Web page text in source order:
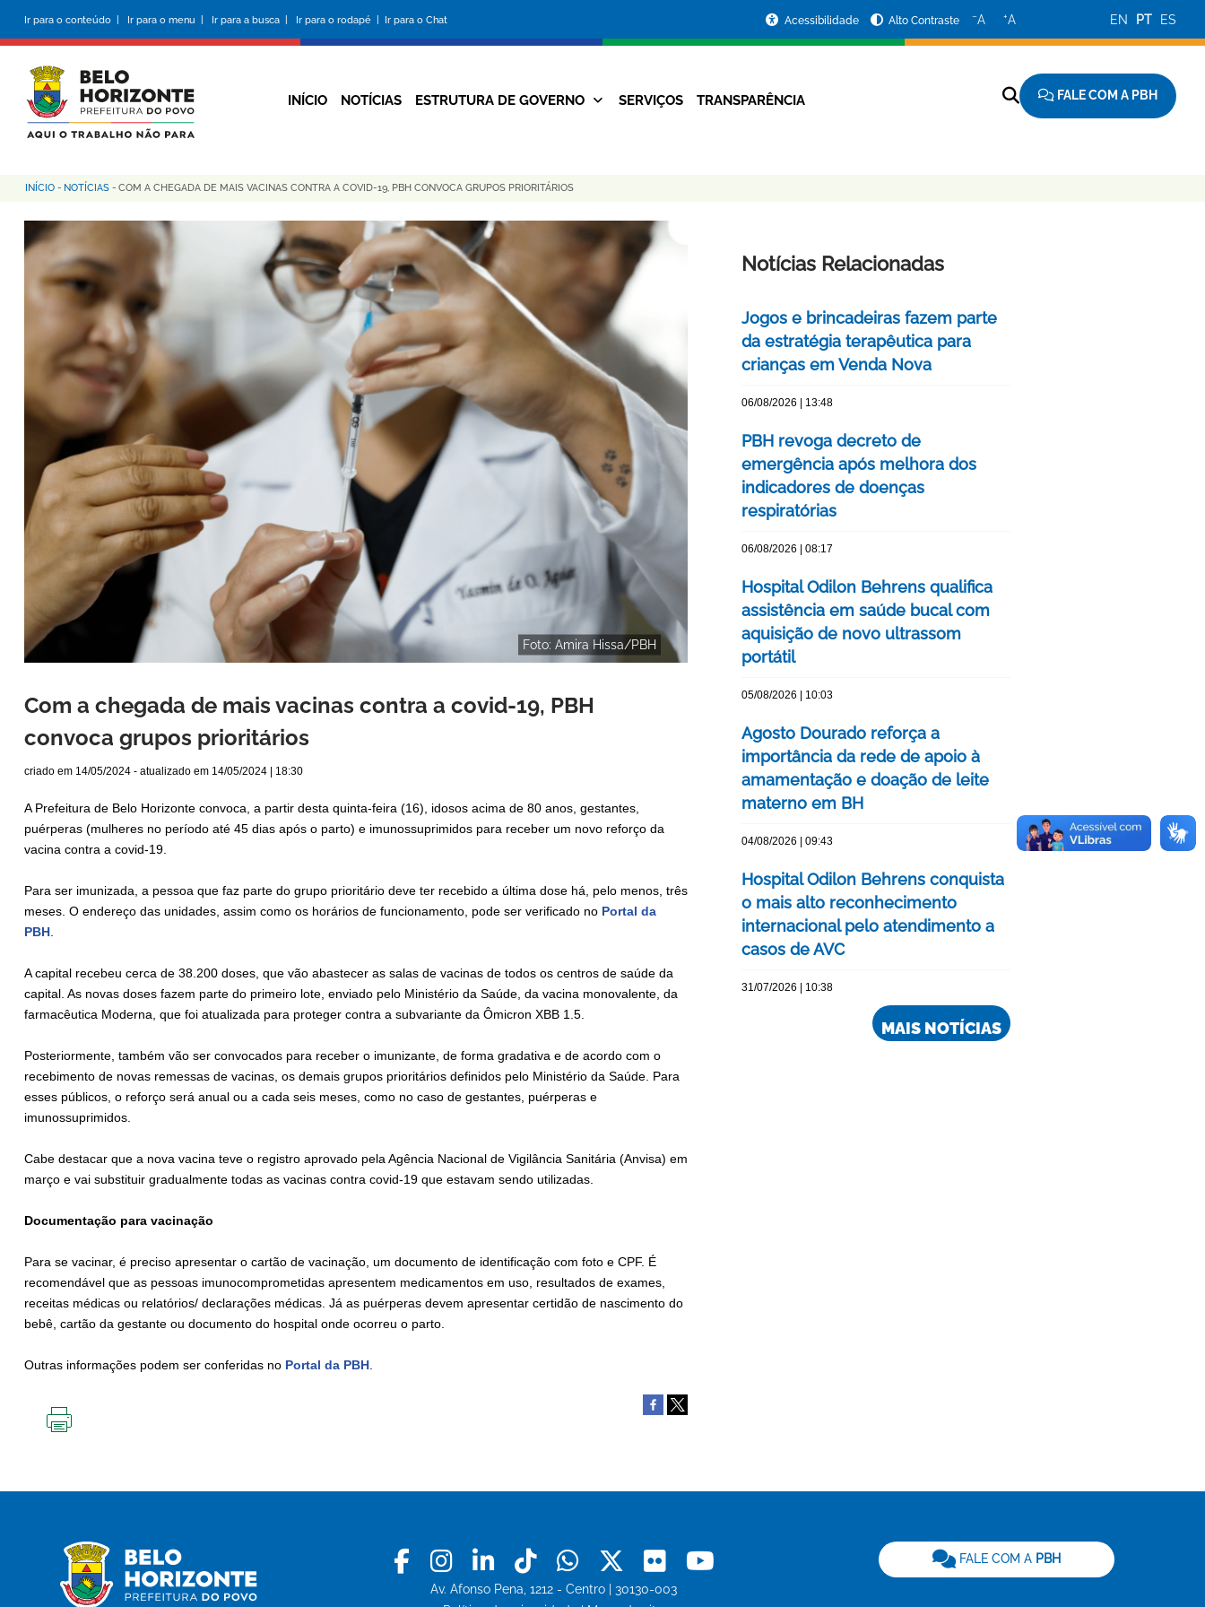
conteúdo
principal
Ir para o conteúdo | Ir para o menu | Ir para a busca | Ir para o rodapé | Ir para o Chat
da
Prefeitura
Acessibilidade Alto Contraste −A +A EN PT ES
Navegação
INÍCIO NOTÍCIAS ESTRUTURA DE GOVERNO SERVIÇOS TRANSPARÊNCIA FALE COM A PBH
Trilha
de
navegação
INÍCIO - NOTÍCIAS - COM A CHEGADA DE MAIS VACINAS CONTRA A COVID-19, PBH CONVOCA GRUPOS PRIORITÁRIOS
Foto: Amira Hissa/PBH
Com a chegada de mais vacinas contra a covid-19, PBH
convoca grupos prioritários
criado em 14/05/2024 - atualizado em 14/05/2024 | 18:30
A Prefeitura de Belo Horizonte convoca, a partir desta quinta-feira (16), idosos acima de 80 anos, gestantes,
puérperas (mulheres no período até 45 dias após o parto) e imunossuprimidos para receber um novo reforço da
vacina contra a covid-19.
Para ser imunizada, a pessoa que faz parte do grupo prioritário deve ter recebido a última dose há, pelo menos, três
meses. O endereço das unidades, assim como os horários de funcionamento, pode ser verificado no Portal da
PBH.
A capital recebeu cerca de 38.200 doses, que vão abastecer as salas de vacinas de todos os centros de saúde da
capital. As novas doses fazem parte do primeiro lote, enviado pelo Ministério da Saúde, da vacina monovalente, da
farmacêutica Moderna, que foi atualizada para proteger contra a subvariante da Ômicron XBB 1.5.
Posteriormente, também vão ser convocados para receber o imunizante, de forma gradativa e de acordo com o
recebimento de novas remessas de vacinas, os demais grupos prioritários definidos pelo Ministério da Saúde. Para
esses públicos, o reforço será anual ou a cada seis meses, como no caso de gestantes, puérperas e
imunossuprimidos.
Cabe destacar que a nova vacina teve o registro aprovado pela Agência Nacional de Vigilância Sanitária (Anvisa) em
março e vai substituir gradualmente todas as vacinas contra covid-19 que estavam sendo utilizadas.
Documentação para vacinação
Para se vacinar, é preciso apresentar o cartão de vacinação, um documento de identificação com foto e CPF. É
recomendável que as pessoas imunocomprometidas apresentem medicamentos em uso, resultados de exames,
receitas médicas ou relatórios/ declarações médicas. Já as puérperas devem apresentar certidão de nascimento do
bebê, cartão da gestante ou documento do hospital onde ocorreu o parto.
Outras informações podem ser conferidas no Portal da PBH.
Notícias Relacionadas
Jogos e brincadeiras fazem parte
da estratégia terapêutica para
crianças em Venda Nova
06/08/2026 | 13:48
PBH revoga decreto de
emergência após melhora dos
indicadores de doenças
respiratórias
06/08/2026 | 08:17
Hospital Odilon Behrens qualifica
assistência em saúde bucal com
aquisição de novo ultrassom
portátil
05/08/2026 | 10:03
Agosto Dourado reforça a
importância da rede de apoio à
amamentação e doação de leite
materno em BH
04/08/2026 | 09:43
Hospital Odilon Behrens conquista
o mais alto reconhecimento
internacional pelo atendimento a
casos de AVC
31/07/2026 | 10:38
MAIS NOTÍCIAS
Facebook
Instagram
LinkedinTiktokWhatsapp
X Flickr
Av. Afonso Pena, 1212 - Centro | 30130-003
FALE COM A PBH